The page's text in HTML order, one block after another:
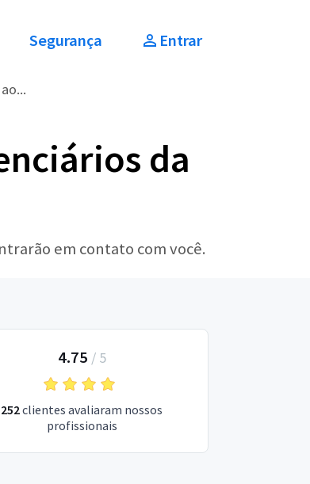
Segurança Entrar
da
em contato com você.
4.75 / 5
252clientes avaliaram nossos
profissionais